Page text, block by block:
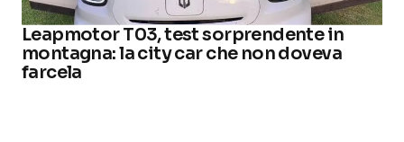
Leapmotor T03, test sorprendente in
montagna: la city car che non doveva
farcela